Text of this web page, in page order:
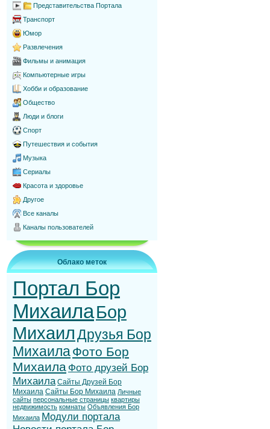
Представительства Портала
Транспорт
Юмор
Развлечения
Фильмы и анимация
Компьютерные игры
Хобби и образование
Общество
Люди и блоги
Спорт
Путешествия и события
Музыка
Сериалы
Красота и здоровье
Другое
Все каналы
Каналы пользователей
Облако меток
Портал Бор
МихаилаБор
МихаилДрузья Бор
МихаилаФото Бор
Михаила Фото друзей Бор
Михаила Сайты Друзей Бор
Михаила Сайты Бор Михаила Личные
сайты персональные страницы квартиры
недвижимость комнаты Объявления Бор
Михаила Модули портала